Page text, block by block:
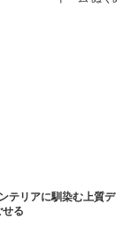
テリアに馴染む上質デ
る